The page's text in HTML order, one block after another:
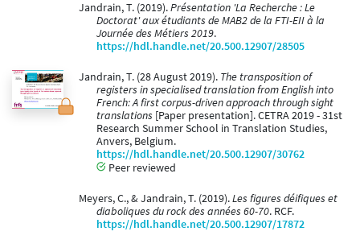
Jandrain, T. (2019).Présentation 'La Recherche : Le
Doctorat' aux étudiants de MAB2 de la FTI-EII à la
Journée des Métiers 2019.
https://hdl.handle.net/20.500.12907/28505
Jandrain, T. (28 August 2019). The transposition of
registers in specialised translation from English into
French: A first corpus-driven approach through sight
translations [Paper presentation]. CETRA 2019 - 31st
Research Summer School in Translation Studies,
Anvers, Belgium.
https://hdl.handle.net/20.500.12907/30762
Peer reviewed
Meyers, C., & Jandrain, T. (2019).Les figures déifiques et
diaboliques du rock des années 60-70. RCF.
https://hdl.handle.net/20.500.12907/17872